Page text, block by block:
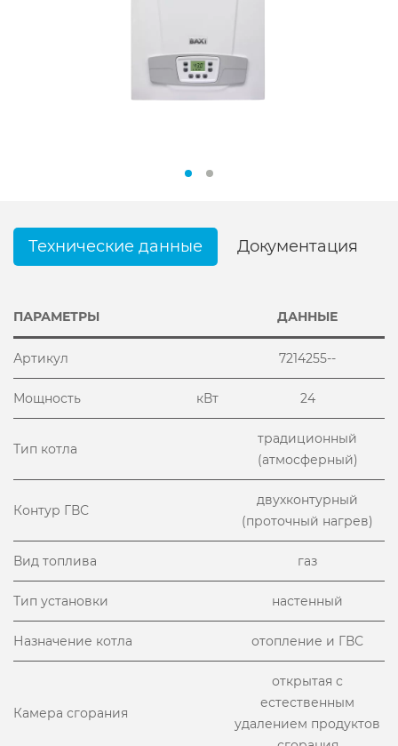
Технические данные Документация
ПАРАМЕТРЫ ДАННЫЕ
Артикул 7214255--
Мощность кВт 24
Тип котла
традиционный
(атмосферный)
Контур ГВС
двухконтурный
(проточный нагрев)
Вид топлива газ
Тип установки настенный
Назначение котла отопление и ГВС
Камера сгорания
открытая с
естественным
удалением продуктов